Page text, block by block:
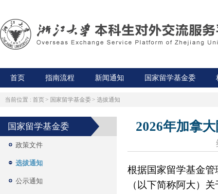
首页 指南流程 新闻通知 国家留学基金委
当前位置 : 首页 > 国家留学基金委 > 选拔通知
国家留学基金委
政策文件
选拔通知
公示通知
2026年加拿
根据国家留学基金
（以下简称阿大）